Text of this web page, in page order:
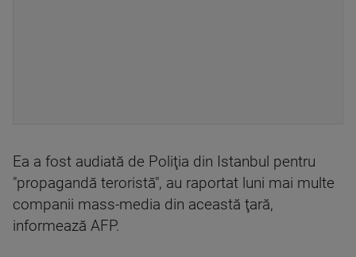
Ea a fost audiată de Poliţia din Istanbul pentru
"propagandă teroristă", au raportat luni mai multe
companii mass-media din această ţară,
informează AFP.